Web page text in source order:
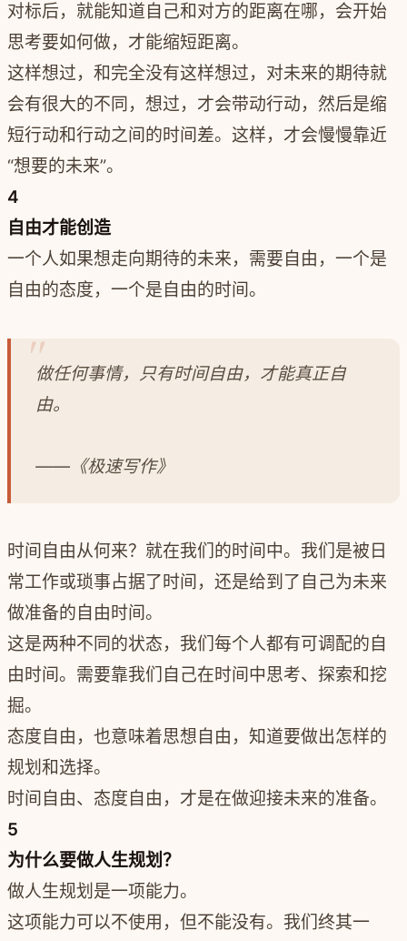
对标后，就能知道自己和对方的距离在哪，会开始
思考要如何做，才能缩短距离。
这样想过，和完全没有这样想过，对未来的期待就
会有很大的不同，想过，才会带动行动，然后是缩
短行动和行动之间的时间差。这样，才会慢慢靠近
“想要的未来”。
4
自由才能创造
一个人如果想走向期待的未来，需要自由，一个是
自由的态度，一个是自由的时间。
做任何事情，只有时间自由，才能真正自
由。
——《极速写作》
时间自由从何来？就在我们的时间中。我们是被日
常工作或琐事占据了时间，还是给到了自己为未来
做准备的自由时间。
这是两种不同的状态，我们每个人都有可调配的自
由时间。需要靠我们自己在时间中思考、探索和挖
掘。
态度自由，也意味着思想自由，知道要做出怎样的
规划和选择。
时间自由、态度自由，才是在做迎接未来的准备。
5
为什么要做人生规划？
做人生规划是一项能力。
这项能力可以不使用，但不能没有。我们终其一